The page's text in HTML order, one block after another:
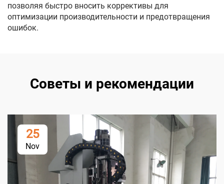
позволяя быстро вносить коррективы для
оптимизации производительности и предотвращения
ошибок.
Советы и рекомендации
25
Nov